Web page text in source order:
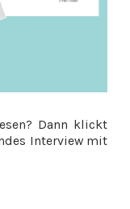
Dann klickt
Interview mit